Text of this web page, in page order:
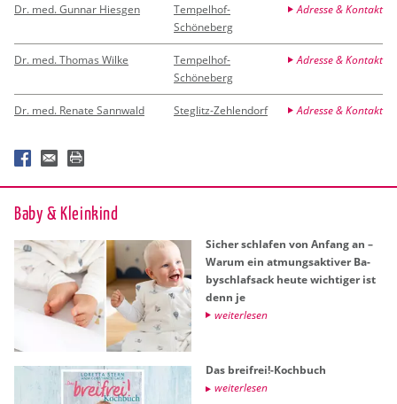
Dr. med. Gunnar Hiesgen
Tempelhof-
Schöneberg
Adresse & Kontakt
Dr. med. Thomas Wilke
Tempelhof-
Schöneberg
Adresse & Kontakt
Dr. med. Renate Sannwald Steglitz-Zehlendorf Adresse & Kontakt
Baby & Klein­kind
Si­cher schla­fen von An­fang an –
Warum ein at­mungs­ak­ti­ver Ba­
by­schlaf­sack heute wich­ti­ger ist
denn je
wei­ter­le­sen
Das breifrei!-Koch­buch
wei­ter­le­sen